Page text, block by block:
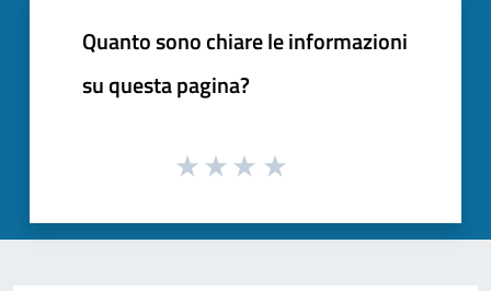
Quanto sono chiare le informazioni
su questa pagina?